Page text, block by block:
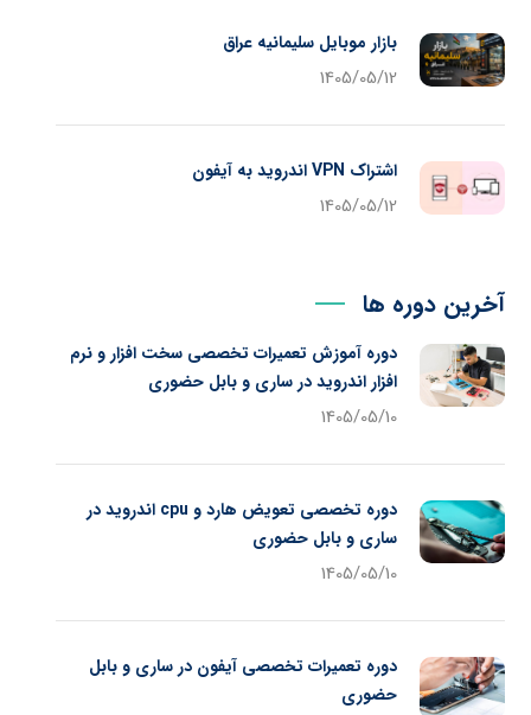
بازار موبایل سلیمانیه عراق
1405/05/12
اشتراک VPN اندروید به آیفون
1405/05/12
آخرین دوره ها
دوره آموزش تعمیرات تخصصی سخت افزار و نرم
افزار اندروید در ساری و بابل حضوری
1405/05/10
دوره تخصصی تعویض هارد و cpu اندروید در
ساری و بابل حضوری
1405/05/10
دوره تعمیرات تخصصی آیفون در ساری و بابل
حضوری